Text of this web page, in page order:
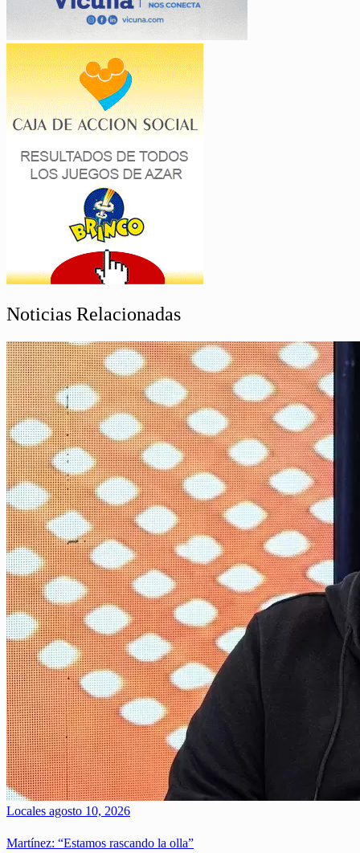
Noticias Relacionadas
Locales agosto 10, 2026
Martínez: “Estamos rascando la olla”